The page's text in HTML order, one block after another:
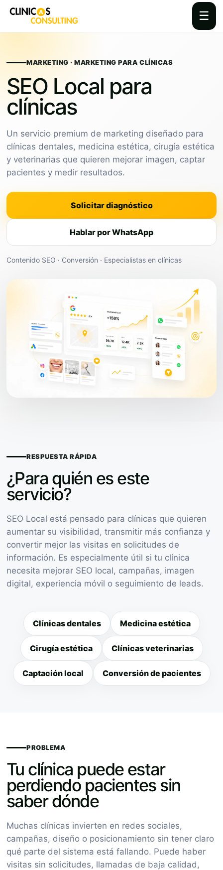
☰
contentMARKETING · MARKETING PARA CLÍNICAS
SEO Local para
clínicas
Un servicio premium de marketing diseñado para
clínicas dentales, medicina estética, cirugía estética
y veterinarias que quieren mejorar imagen, captar
pacientes y medir resultados.
Solicitar diagnóstico
Hablar por WhatsApp
Contenido SEO · Conversión · Especialistas en clínicas
RESPUESTA RÁPIDA
¿Para quién es este
servicio?
SEO Local está pensado para clínicas que quieren
aumentar su visibilidad, transmitir más confianza y
convertir mejor las visitas en solicitudes de
información. Es especialmente útil si tu clínica
necesita mejorar SEO local, campañas, imagen
digital, experiencia móvil o seguimiento de leads.
Clínicas dentales Medicina estética
Cirugía estética Clínicas veterinarias
Captación local Conversión de pacientes
PROBLEMA
Tu clínica puede estar
perdiendo pacientes sin
saber dónde
Muchas clínicas invierten en redes sociales,
campañas, diseño o posicionamiento sin tener claro
qué parte del sistema está fallando. Puede haber
visitas sin solicitudes, llamadas de baja calidad,